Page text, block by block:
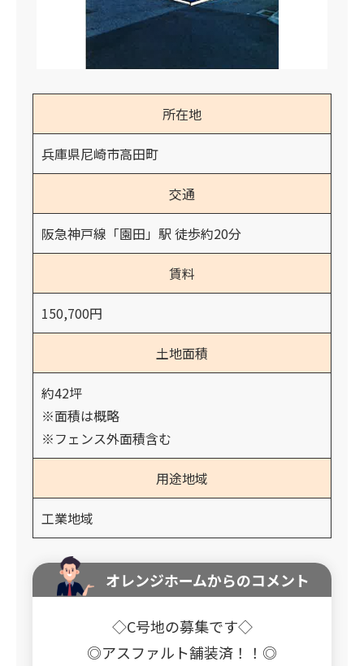
所在地
兵庫県尼崎市高田町
交通
阪急神戸線「園田」駅 徒歩約20分
賃料
150,700円
土地面積
約42坪
※面積は概略
※フェンス外面積含む
用途地域
工業地域
オレンジホームからのコメント
◇C号地の募集です◇
◎アスファルト舗装済！！◎